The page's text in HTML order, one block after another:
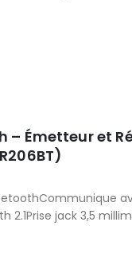
– Émetteur et
2.1Prise jack 3,5